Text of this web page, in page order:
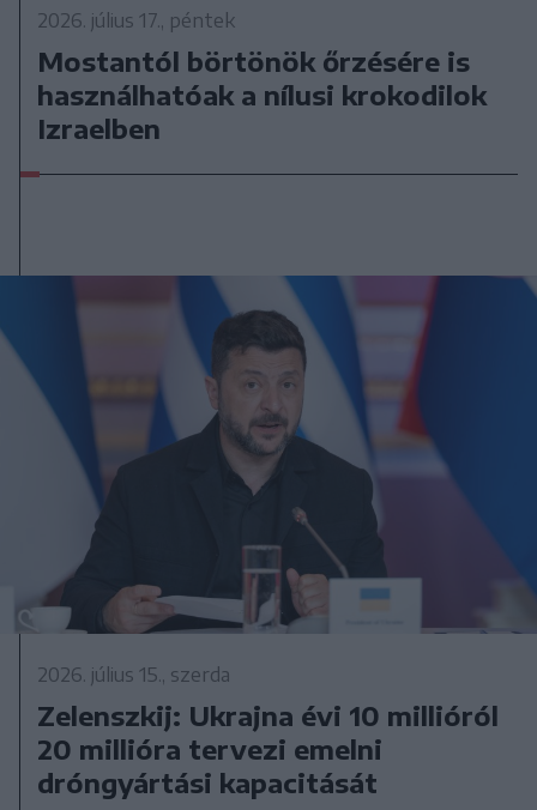
2026. július 17., péntek
Mostantól börtönök őrzésére is
használhatóak a nílusi krokodilok
Izraelben
2026. július 15., szerda
Zelenszkij: Ukrajna évi 10 millióról
20 millióra tervezi emelni
dróngyártási kapacitását